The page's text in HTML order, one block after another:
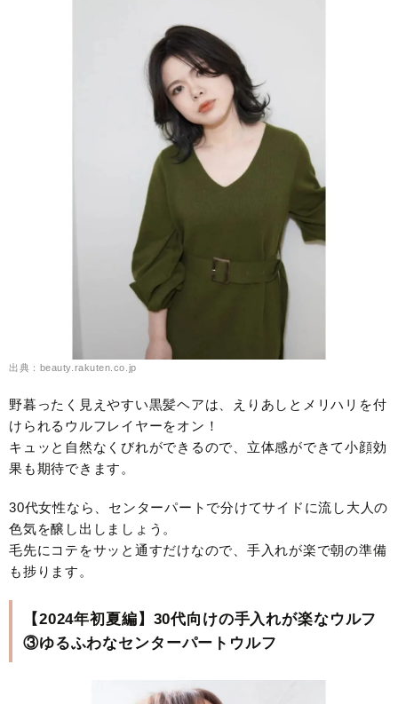
出典：beauty.rakuten.co.jp
野暮ったく見えやすい黒髪ヘアは、えりあしとメリハリを付
けられるウルフレイヤーをオン！
キュッと自然なくびれができるので、立体感ができて小顔効
果も期待できます。
30代女性なら、センターパートで分けてサイドに流し大人の
色気を醸し出しましょう。
毛先にコテをサッと通すだけなので、手入れが楽で朝の準備
も捗ります。
【2024年初夏編】30代向けの手入れが楽なウルフ
③ゆるふわなセンターパートウルフ